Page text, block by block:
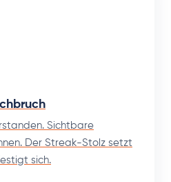
Sichtbare
Der Streak-Stolz setzt
sich.